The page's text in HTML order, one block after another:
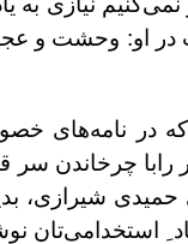
در او: وحشت و
نامه‌های
چرخاندن سر
شیرازی،
استخدامی‌تان